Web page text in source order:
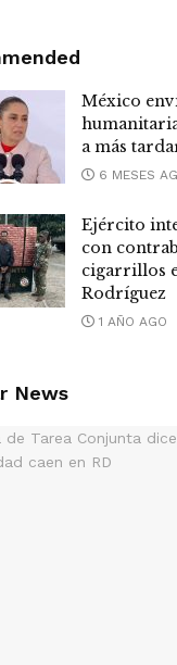
México
a más
6 MESES
Ejército
con
cigarrillos
Rodríguez
1 AÑO AGO
News